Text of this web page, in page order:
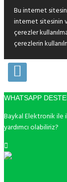
Bu internet
internet sitesinin
çerezler
çerezlerin
WHATSAPP
Baykal Elektronik ile
yardımcı olabiliriz?